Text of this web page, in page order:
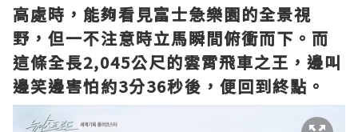
高處時，能夠看見富士急樂園的全景視
野，但一不注意時立馬瞬間俯衝而下。而
這條全長2,045公尺的雲霄飛車之王，邊叫
邊笑邊害怕約3分36秒後，便回到終點。